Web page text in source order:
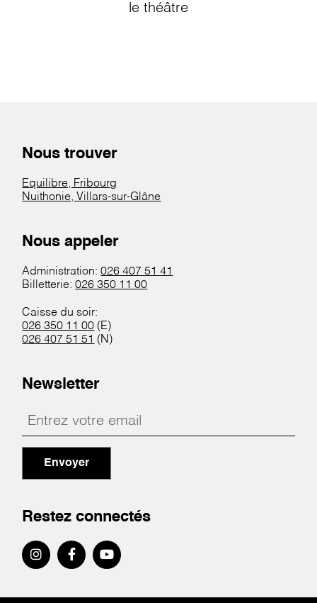
le théâtre
Nous trouver
Equilibre, Fribourg
Nuithonie, Villars-sur-Glâne
Nous appeler
Administration:026 407 51 41
Billetterie:026 350 11 00
Caisse du soir:
026 350 11 00 (E)
026 407 51 51 (N)
Newsletter
Envoyer
Restez connectés